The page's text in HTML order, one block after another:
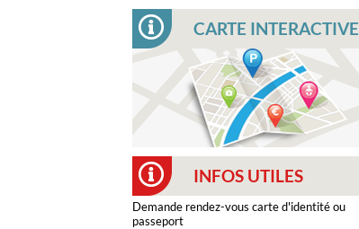
CARTE INTERACTIVE
INFOS UTILES
Demande rendez-vous carte d'identité ou
passeport